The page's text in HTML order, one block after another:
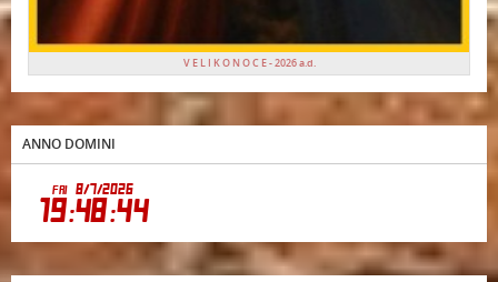
V E L I K O N O C E - 2026 a.d.
ANNO DOMINI